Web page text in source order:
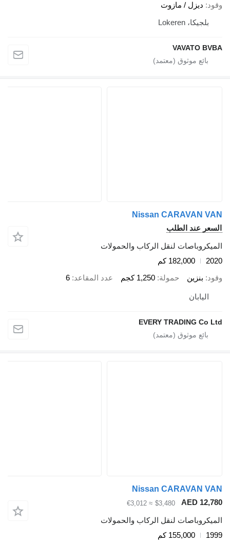
وقود ديزل / مازوت
بلجيكا، Lokeren
VAVATO BVBA
Nissan CARAVAN VAN
السعر عند الطلب
الميكروباصات لنقل الركاب والحمولات
2020
182,000 كم
وقود بنزين حمولة 1,250 كجم عدد المقاعد 6
اليابان
EVERY TRADING Co Ltd
Nissan CARAVAN VAN
AED 12,780
$3,480
≈ €3,012
الميكروباصات لنقل الركاب والحمولات
1999
155,000 كم